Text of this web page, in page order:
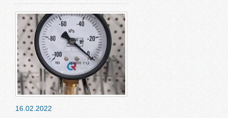
16.02.2022